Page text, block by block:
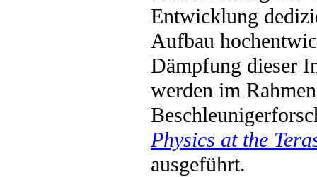
Entwicklung
Aufbau
Dämpfung dieser
werden im
Physics at the
ausgeführt.